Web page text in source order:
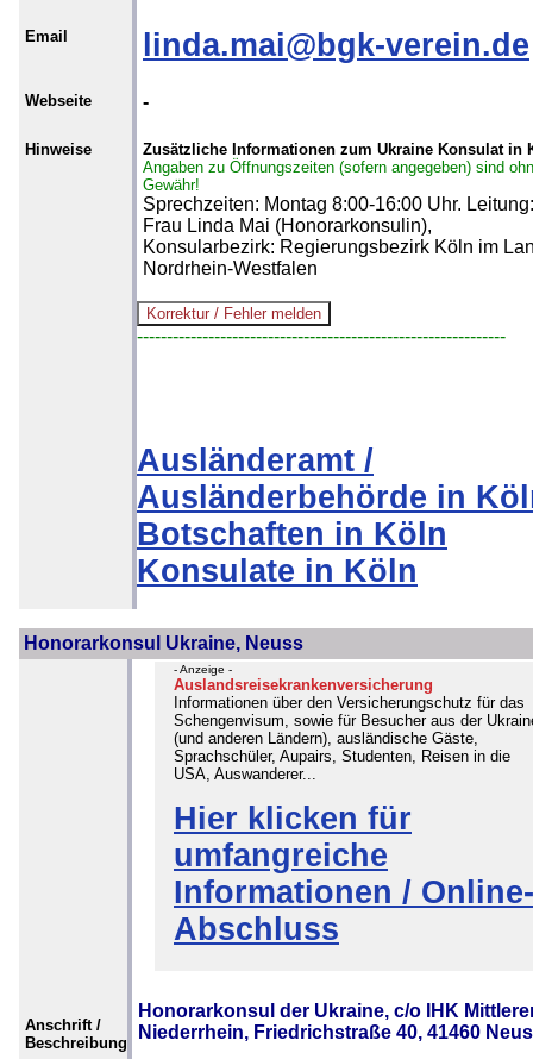
Email linda.mai@bgk-verein.de
Webseite -
Hinweise
Zusätzliche Informationen zum Ukraine Konsulat in
Angaben zu Öffnungszeiten (sofern angegeben) sind
Gewähr!
Sprechzeiten: Montag 8:00-16:00 Uhr. Leitung:
Frau Linda Mai (Honorarkonsulin),
Konsularbezirk: Regierungsbezirk Köln im
Nordrhein-Westfalen
--------------------------------------------------------------
Ausländeramt /
Ausländerbehörde in
Botschaften in Köln
Konsulate in Köln
Honorarkonsul Ukraine, Neuss
- Anzeige -
Auslandsreisekrankenversicherung
Informationen über den Versicherungschutz für das
Schengenvisum, sowie für Besucher aus der
(und anderen Ländern), ausländische Gäste,
Sprachschüler, Aupairs, Studenten, Reisen in die
USA, Auswanderer...
Hier klicken für
umfangreiche
Informationen / Online-
Abschluss
Anschrift /
Beschreibung
Honorarkonsul der Ukraine, c/o IHK
Niederrhein, Friedrichstraße 40, 41460